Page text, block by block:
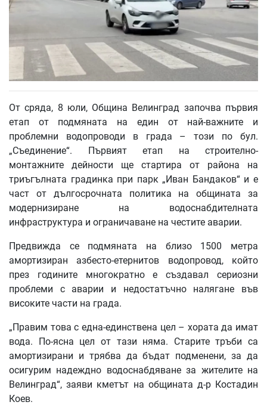
От сряда, 8 юли, Община Велинград започва първия
етап от подмяната на един от най-важните и
проблемни водопроводи в града – този по бул.
„Съединение“. Първият етап на строително-
монтажните дейности ще стартира от района на
триъгълната градинка при парк „Иван Бандаков“ и е
част от дългосрочната политика на общината за
модернизиране на водоснабдителната
инфраструктура и ограничаване на честите аварии.
Предвижда се подмяната на близо 1500 метра
амортизиран азбесто-етернитов водопровод, който
през годините многократно е създавал сериозни
проблеми с аварии и недостатъчно налягане във
високите части на града.
„Правим това с една-единствена цел – хората да имат
вода. По-ясна цел от тази няма. Старите тръби са
амортизирани и трябва да бъдат подменени, за да
осигурим надеждно водоснабдяване за жителите на
Велинград“, заяви кметът на общината д-р Костадин
Коев.